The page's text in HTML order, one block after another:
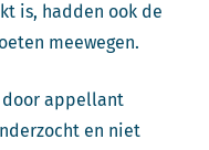
is, hadden ook de
meewegen.
door appellant
en niet